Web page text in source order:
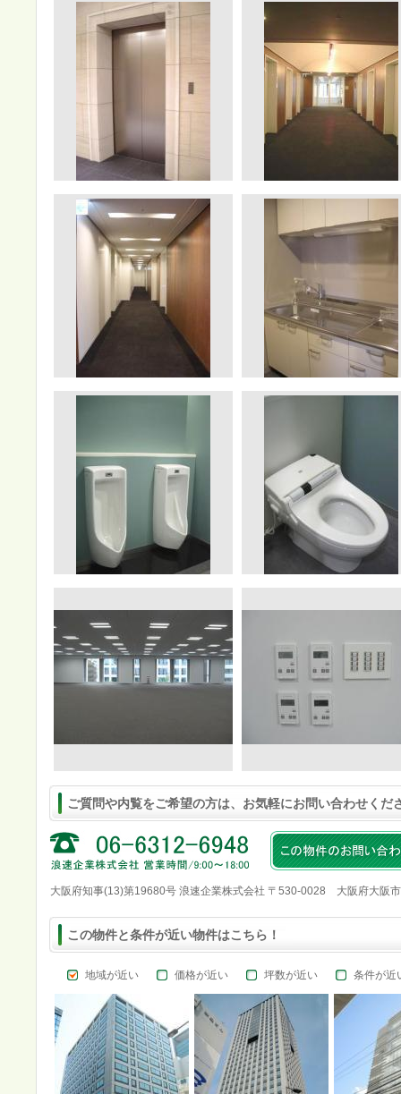
ご質問や内覧をご希望の方は、お気軽にお問い合わせくだ
大阪府知事(13)第19680号 浪速企業株式会社 〒530-0028 大阪府大阪
この物件と条件が近い物件はこちら！
地域が近い 価格が近い 坪数が近い 条件が近